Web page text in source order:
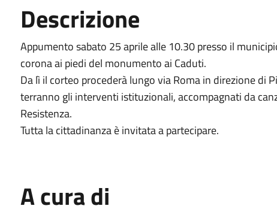
Descrizione
Appumento sabato 25 aprile alle 10.30 presso il
corona ai piedi del monumento ai Caduti.
Da lì il corteo procederà lungo via Roma in direzione di
terranno gli interventi istituzionali, accompagnati da
Resistenza.
Tutta la cittadinanza è invitata a partecipare.
A cura di